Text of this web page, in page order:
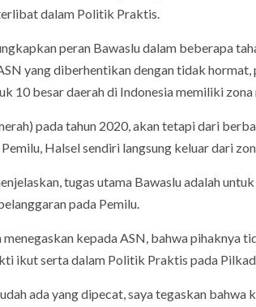
dalam Politik Praktis.
peran Bawaslu dalam beberapa
yang diberhentikan dengan tidak
10 besar daerah di Indonesia memiliki zona
pada tahun 2020, akan tetapi dari
Halsel sendiri langsung keluar dari
tugas utama Bawaslu adalah
pada Pemilu.
menegaskan kepada ASN, bahwa pihaknya
ikut serta dalam Politik Praktis pada
ada yang dipecat, saya tegaskan